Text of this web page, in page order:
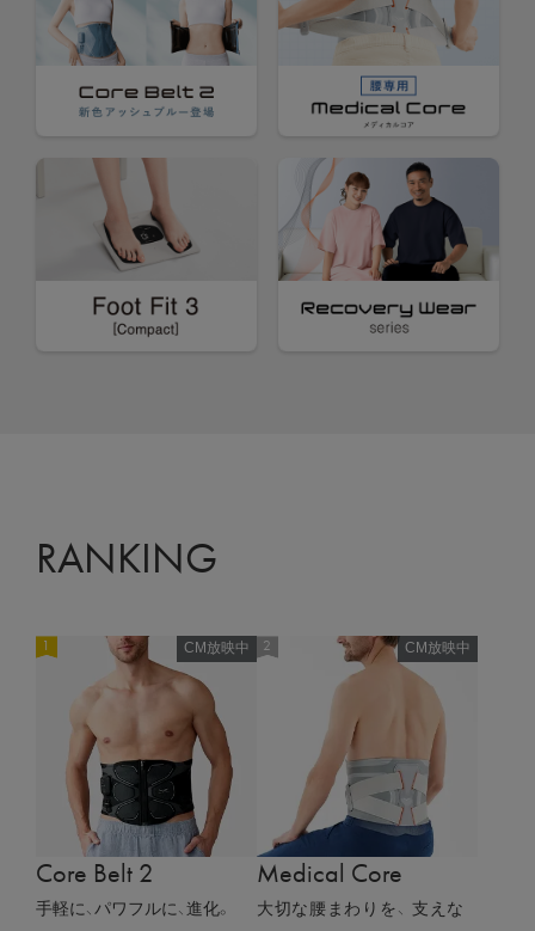
RANKING
CM放映中
Core Belt 2
手軽に、パワフルに、進化。
CM放映中
Medical Core
大切な腰まわりを、 支えな